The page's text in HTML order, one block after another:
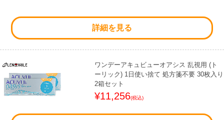
詳細を見る
ワンデーアキュビューオアシス 乱視用 (ト
ーリック) 1日使い捨て 処方箋不要 30枚入り
2箱セット
¥11,256(税込)